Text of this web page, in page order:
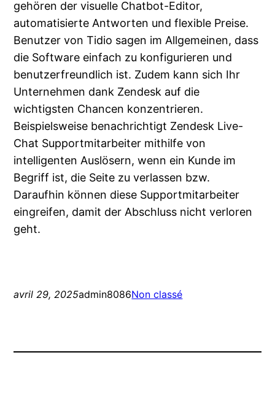
gehören der visuelle Chatbot-Editor,
automatisierte Antworten und flexible Preise.
Benutzer von Tidio sagen im Allgemeinen, dass
die Software einfach zu konfigurieren und
benutzerfreundlich ist. Zudem kann sich Ihr
Unternehmen dank Zendesk auf die
wichtigsten Chancen konzentrieren.
Beispielsweise benachrichtigt Zendesk Live-
Chat Supportmitarbeiter mithilfe von
intelligenten Auslösern, wenn ein Kunde im
Begriff ist, die Seite zu verlassen bzw.
Daraufhin können diese Supportmitarbeiter
eingreifen, damit der Abschluss nicht verloren
geht.
avril 29, 2025admin8086Non classé